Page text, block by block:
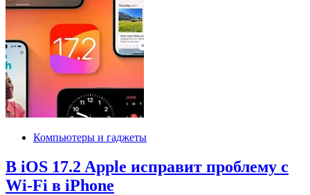
Компьютеры и гаджеты
В iOS 17.2 Apple исправит проблему с
Wi-Fi в iPhone